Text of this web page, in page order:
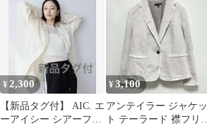
¥2,300
【新品タグ付】 AIC. エ
ーアイシー シアーフリ
¥3,100
アンテイラー ジャケッ
ト テーラード 襟フリン